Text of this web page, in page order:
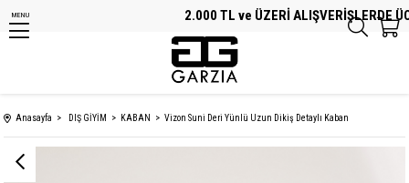
2.000 TL ve ÜZERİ ALIŞVERİŞLERDE
MENU
Anasayfa DIŞ GİYİM KABAN Vizon Suni Deri Yünlü Uzun Dikiş Detaylı Kaban